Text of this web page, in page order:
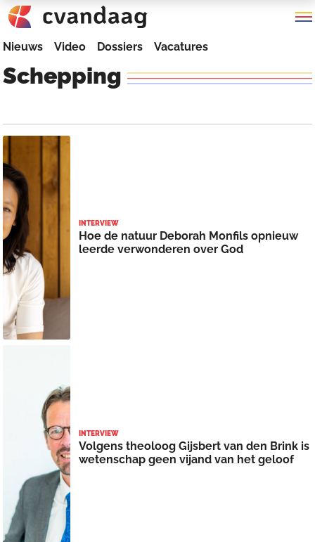
Nieuws Video Dossiers Vacatures
Schepping
INTERVIEW
Hoe de natuur Deborah Monfils opnieuw
leerde verwonderen over God
INTERVIEW
Volgens theoloog Gijsbert van den Brink is
wetenschap geen vijand van het geloof